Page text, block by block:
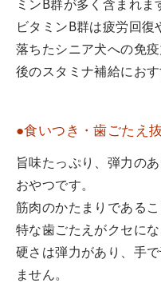
ミンB群が多く含まれま
ビタミンB群は疲労回
落ちたシニア犬への免
後のスタミナ補給におす
●食いつき・歯ごたえ抜
旨味たっぷり、弾力の
おやつです。
筋肉のかたまりである
特な歯ごたえがクセにな
硬さは弾力があり、手
ません。